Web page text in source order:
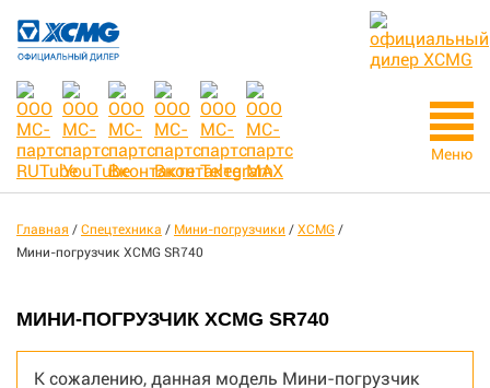
Меню
Главная / Спецтехника / Мини-погрузчики / XCMG /
Мини-погрузчик XCMG SR740
МИНИ-ПОГРУЗЧИК XCMG SR740
К сожалению, данная модель Мини-погрузчик